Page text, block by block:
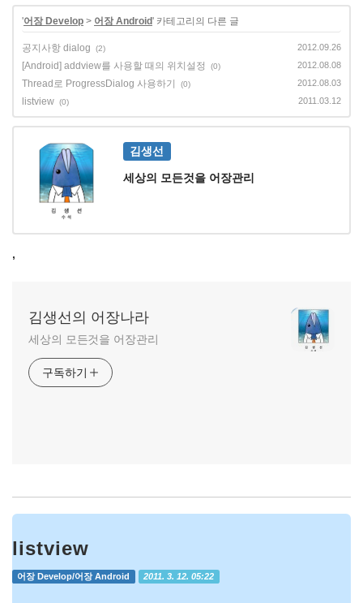
'어장 Develop > 어장 Android' 카테고리의 다른 글
공지사항 dialog (2) 2012.09.26
[Android] addview를 사용할 때의 위치설정 (0) 2012.08.08
Thread로 ProgressDialog 사용하기 (0) 2012.08.03
listview (0) 2011.03.12
김생선
세상의 모든것을 어장관리
,
김생선의 어장나라
세상의 모든것을 어장관리
구독하기
listview
어장 Develop/어장 Android 2011. 3. 12. 05:22